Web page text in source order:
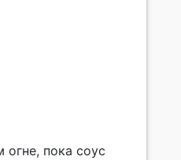
пока соус